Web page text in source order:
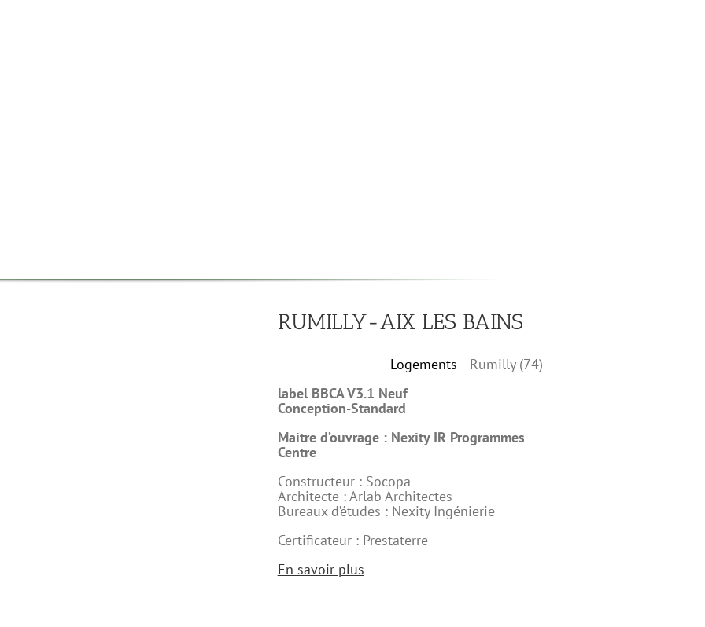
RUMILLY-AIX LES BAINS
Logements –Rumilly (74)
label BBCA V3.1 Neuf
Conception-Standard
Maitre d’ouvrage : NexityIR Programmes
Centre
Constructeur : Socopa
Architecte : Arlab Architectes
Bureaux d’études : Nexity Ingénierie
Certificateur : Prestaterre
En savoir plus